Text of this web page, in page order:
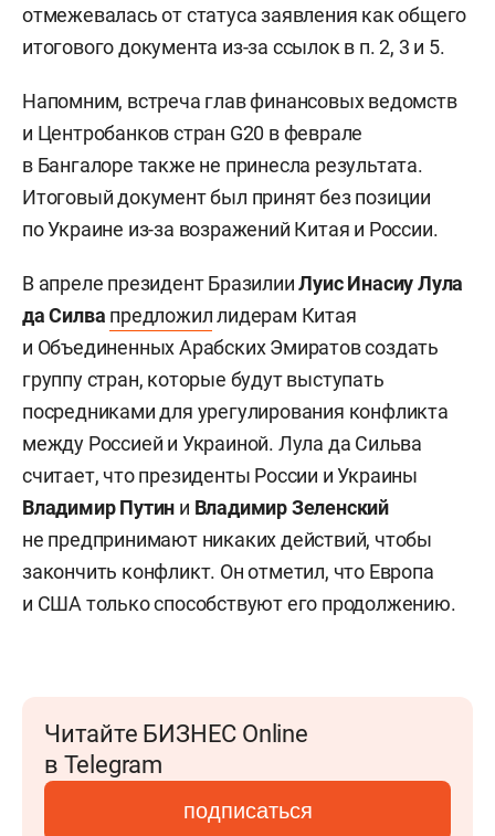
отмежевалась от статуса заявления как общего
итогового документа из-за ссылок в п. 2, 3 и 5.
Напомним, встреча глав финансовых ведомств
и Центробанков стран G20 в феврале
в Бангалоре также не принесла результата.
Итоговый документ был принят без позиции
по Украине из-за возражений Китая и России.
В апреле президент БразилииЛуис Инасиу Лула
да Силва предложиллидерам Китая
и Объединенных Арабских Эмиратов создать
группу стран, которые будут выступать
посредниками для урегулирования конфликта
между Россией и Украиной. Лула да Сильва
считает, что президенты России и Украины
Владимир Путин и Владимир Зеленский
не предпринимают никаких действий, чтобы
закончить конфликт. Он отметил, что Европа
и США только способствуют его продолжению.
Читайте БИЗНЕС Online
в Telegram
подписаться